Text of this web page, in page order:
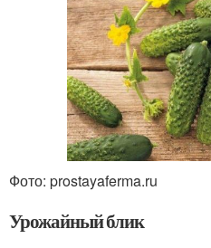
Фото: prostayaferma.ru
Урожайный блик